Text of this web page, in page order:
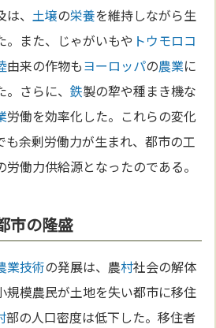
は、土壌の栄養を維持しながら生
。また、じゃがいもや トウモロコ
由来の作物もヨーロッパの農業に
。さらに、鉄製の犂や種まき機な
労働を効率化した。これらの変化
も余剰労働力が生まれ、都市の工
労働力供給源となったのである。
市の隆盛
業技術の発展は、農村社会の解体
規模農民が土地を失い都市に移住
部の人口密度は低下した。移住者